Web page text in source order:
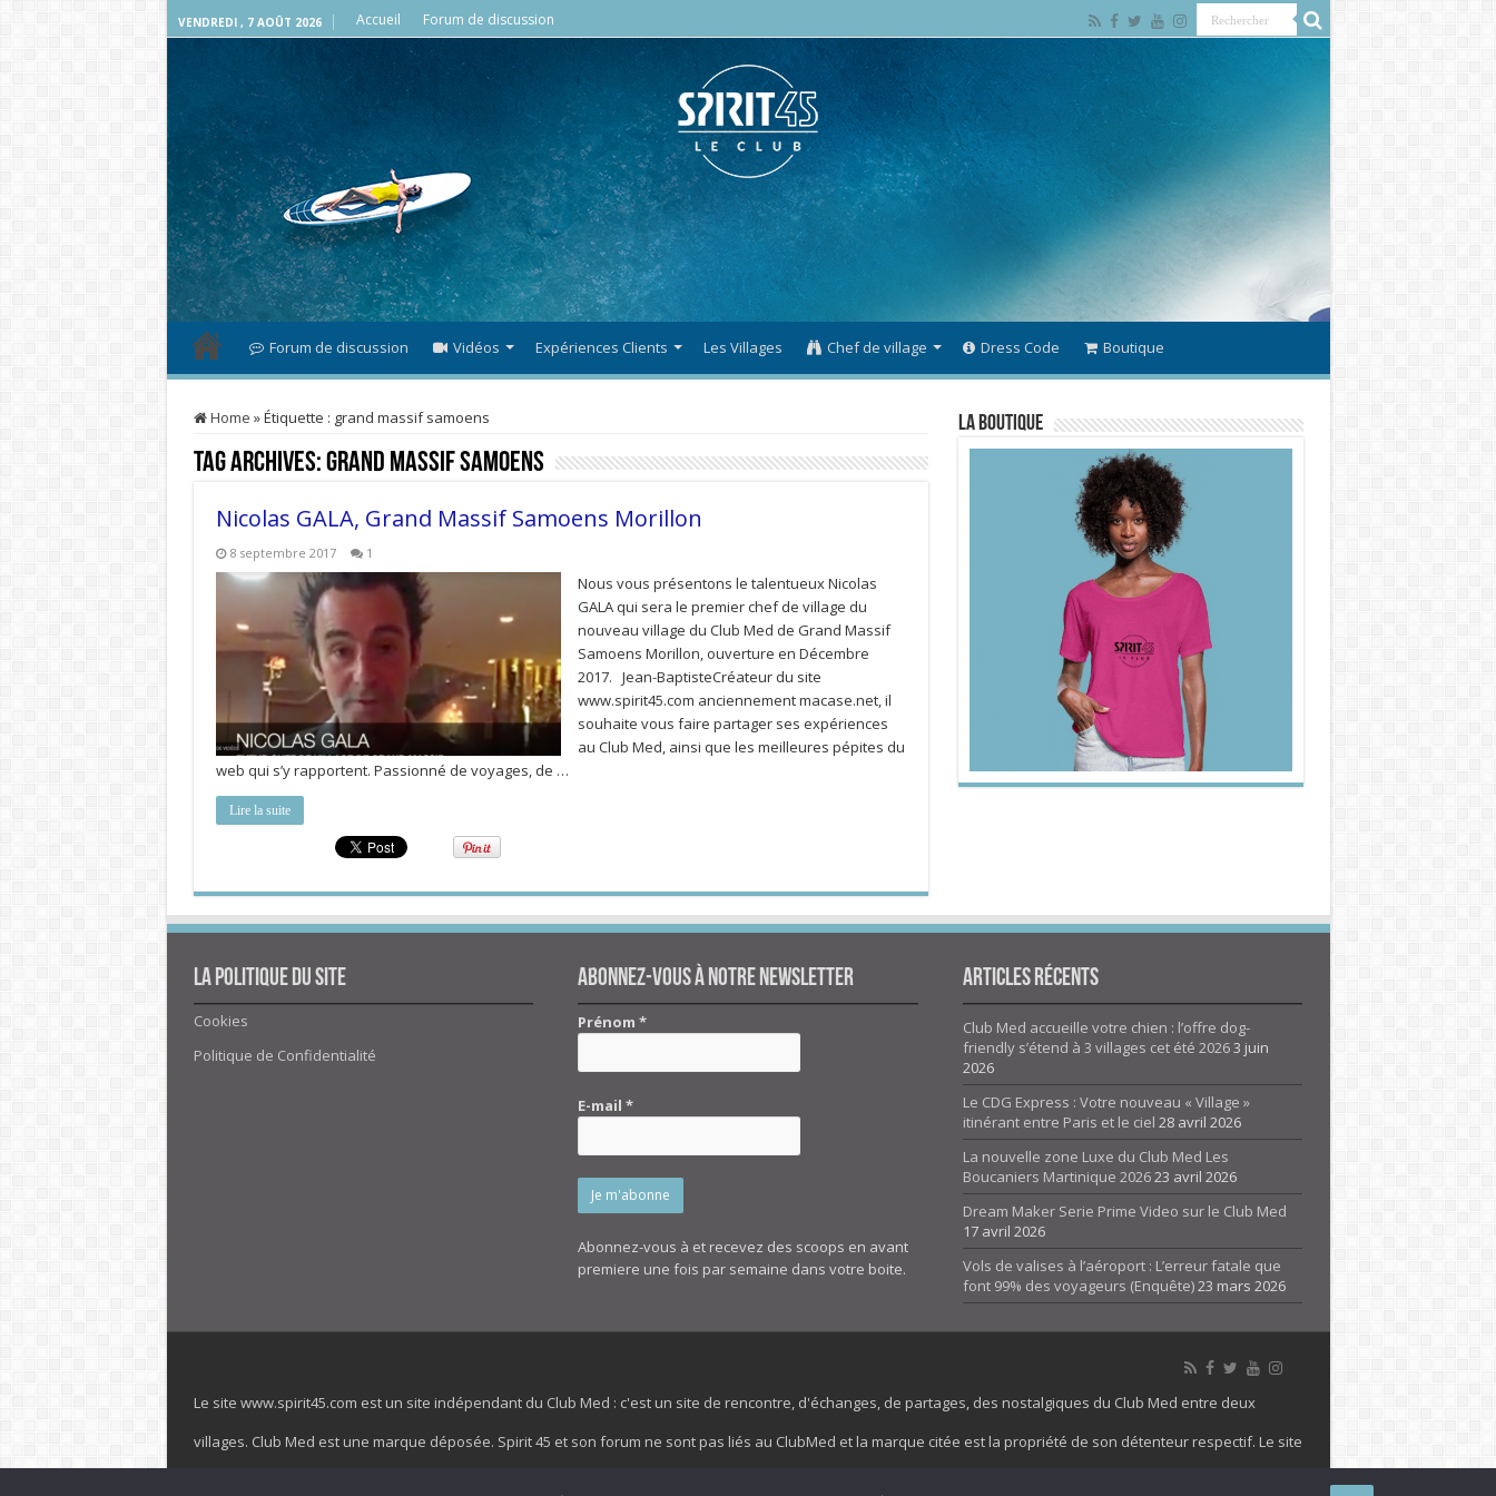
VENDREDI , 7 AOÛT 2026 Accueil Forum de discussion
Forum de discussion Vidéos Expériences Clients Les Villages Chef de village Dress Code Boutique
Home »Étiquette : grand massif samoens
Tag Archives:grand massif samoens
Nicolas GALA, Grand Massif Samoens Morillon
8 septembre 2017 1
Nous vous présentons le talentueux Nicolas
GALA qui sera le premier chef de village du
nouveau village du Club Med de Grand Massif
Samoens Morillon, ouverture en Décembre
2017. Jean-BaptisteCréateur du site
www.spirit45.com anciennement macase.net, il
souhaite vous faire partager ses expériences
au Club Med, ainsi que les meilleures pépites du
web qui s’y rapportent. Passionné de voyages, de …
Lire la suite
La Boutique
La politique du site
Cookies
Politique de Confidentialité
Abonnez-vous à notre newsletter
Prénom*
E-mail*
Abonnez-vous à et recevez des scoops en avant
premiere une fois par semaine dans votre boite.
Articles Récents
Club Med accueille votre chien : l’offre dog-
friendly s’étend à 3 villages cet été 20263 juin
2026
Le CDG Express : Votre nouveau « Village »
itinérant entre Paris et le ciel 28 avril 2026
La nouvelle zone Luxe du Club Med Les
Boucaniers Martinique 202623 avril 2026
Dream Maker Serie Prime Video sur le Club Med
17 avril 2026
Vols de valises à l’aéroport : L’erreur fatale que
font 99% des voyageurs (Enquête)23 mars 2026
Le site www.spirit45.com est un site indépendant du Club Med : c'est un site de rencontre, d'échanges, de partages, des nostalgiques du Club Med entre deux
villages. Club Med est une marque déposée. Spirit 45 et son forum ne sont pas liés au ClubMed et la marque citée est la propriété de son détenteur respectif. Le site